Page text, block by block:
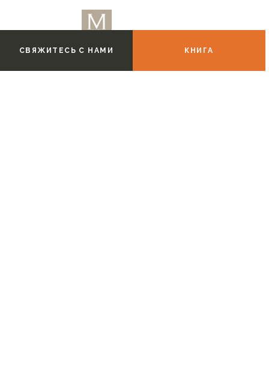
СВЯЖИТЕСЬ С НАМИ КНИГА